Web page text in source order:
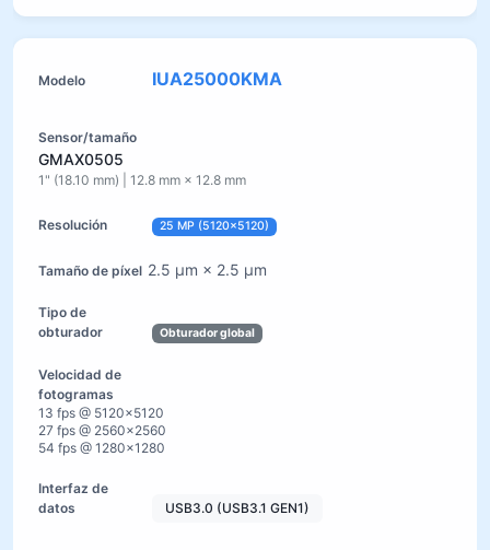
IUA25000KMA
GMAX0505
1" (18.10 mm) | 12.8 mm × 12.8 mm
25 MP (5120×5120)
2.5 µm × 2.5 µm
Obturador global
13 fps @ 5120×5120
27 fps @ 2560×2560
54 fps @ 1280×1280
USB3.0 (USB3.1 GEN1)